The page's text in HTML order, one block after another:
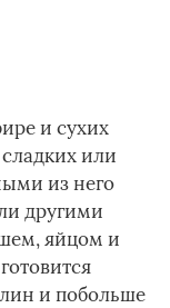
и сухих
или
из него
другими
яйцом и
и побольше